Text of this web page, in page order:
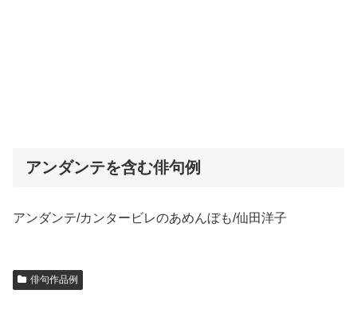
アンダンテを含む俳句例
アンダンテ/カンタービレのあめんぼも/仙田洋子
俳句作品例